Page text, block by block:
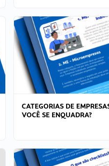
CATEGORIAS DE
VOCÊ SE ENQUADRA?